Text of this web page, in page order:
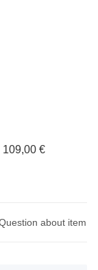
109,00 €
about item